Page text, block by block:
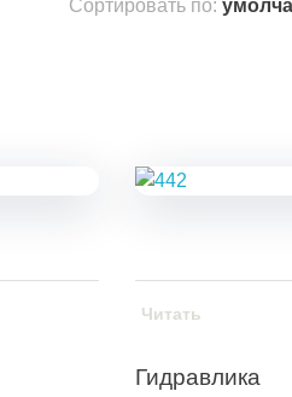
Сортировать по:
Гидравлика
Читать